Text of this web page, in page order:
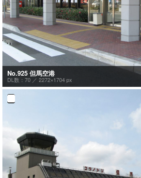
No.925 但馬空港
DL数：70 ／ 2272×1704 px